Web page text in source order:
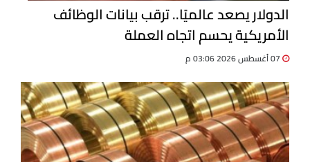
الدولار يصعد عالميًا.. ترقب بيانات الوظائف
الأمريكية يحسم اتجاه العملة